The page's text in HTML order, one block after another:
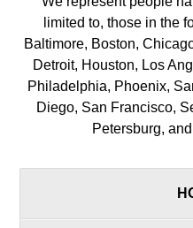
limited to, those in the
Baltimore, Boston,
Detroit, Houston, Los
Philadelphia, Phoenix,
Diego, San Francisco,
Petersburg,